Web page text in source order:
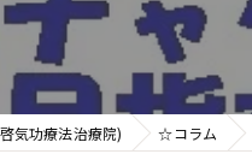
気功療法治療院) ☆コラム